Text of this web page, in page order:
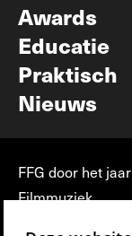
Awards
Educatie
Praktisch
Nieuws
FFG door het jaar
Filmmuziek